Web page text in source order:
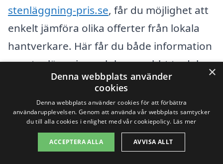
stenläggning-pris.se, får du möjlighet att
enkelt jämföra olika offerter från lokala
hantverkare. Här får du både information
om stenläggning och kan snabbt ta del av
de mest konkurrenskraftiga priserna.
När du överväger stenläggning är det bra
att veta att det finns flera alternativ och
faktorer att tänka på. Här är några av
×
Denna webbplats använder
cookies
Denna webbplats använder cookies för att förbättra
användarupplevelsen. Genom att använda vår webbplats samtycker
du till alla cookies i enlighet med vår cookiepolicy. Läs mer
ACCEPTERA ALLA AVVISA ALLT